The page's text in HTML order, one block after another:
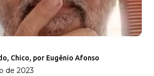
Chico, por Eugênio Afonso
de 2023